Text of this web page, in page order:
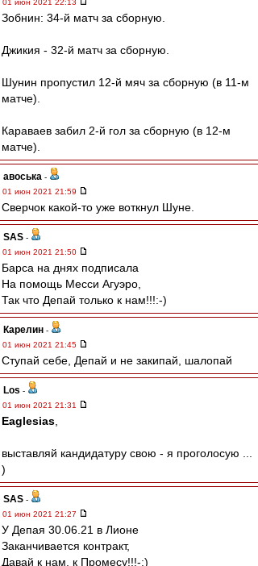
01 июн 2021 22:13
Зобнин: 34-й матч за сборную.
Джикия - 32-й матч за сборную.
Шунин пропустил 12-й мяч за сборную (в 11-м
матче).
Караваев забил 2-й гол за сборную (в 12-м
матче).
авоська -
01 июн 2021 21:59
Сверчок какой-то уже воткнул Шуне.
SAS -
01 июн 2021 21:50
Барса на днях подписала
На помощь Месси Агуэро,
Так что Депай только к нам!!!:-)
Карелин -
01 июн 2021 21:45
Ступай себе, Депай и не закипай, шалопай
Los -
01 июн 2021 21:31
Eaglesias
выставляй кандидатуру свою - я проголосую ...
)
SAS -
01 июн 2021 21:27
У Депая 30.06.21 в Лионе
Заканчивается контракт,
Давай к нам, к Промесу!!!-:)